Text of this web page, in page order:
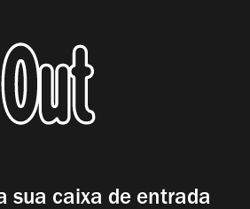
sua caixa de entrada